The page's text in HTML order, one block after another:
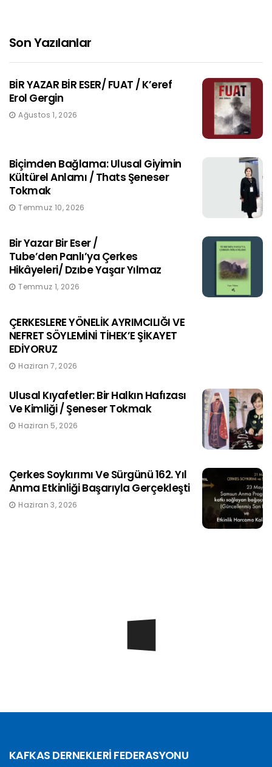
Son Yazılanlar
BİR YAZAR BİR ESER/ FUAT / K’eref
Erol Gergin
Ağustos 1, 2026
Biçimden Bağlama: Ulusal Giyimin
Kültürel Anlamı / Thats Şeneser
Tokmak
Temmuz 10, 2026
Bir Yazar Bir Eser /
Tube’den Panlı’ya Çerkes
Hikâyeleri/ Dzıbe Yaşar Yılmaz
Temmuz 1, 2026
ÇERKESLERE YÖNELİK AYRIMCILIĞI VE
NEFRET SÖYLEMİNİ TİHEK’E ŞİKAYET
EDİYORUZ
Haziran 7, 2026
Ulusal Kıyafetler: Bir Halkın Hafızası
Ve Kimliği / Şeneser Tokmak
Haziran 5, 2026
Çerkes Soykırımı Ve Sürgünü 162. Yıl
Anma Etkinliği Başarıyla Gerçekleşti
Haziran 3, 2026
KAFKAS DERNEKLERİ FEDERASYONU